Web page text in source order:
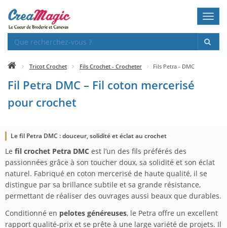
Tricot Crochet Fils Crochet - Crocheter Fils Petra - DMC
Fil Petra DMC – Fil coton mercerisé
pour crochet
Le fil Petra DMC : douceur, solidité et éclat au crochet
Le fil crochet Petra DMC est l’un des fils préférés des
passionnées grâce à son toucher doux, sa solidité et son éclat
naturel. Fabriqué en coton mercerisé de haute qualité, il se
distingue par sa brillance subtile et sa grande résistance,
permettant de réaliser des ouvrages aussi beaux que durables.
Conditionné en pelotes généreuses, le Petra offre un excellent
rapport qualité-prix et se prête à une large variété de projets. Il